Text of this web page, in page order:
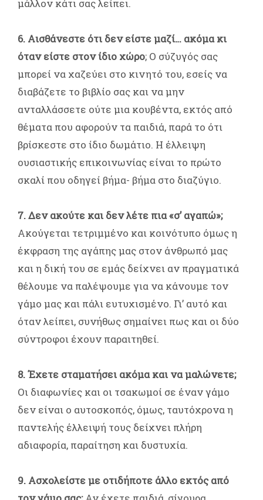
μάλλον κάτι σας λείπει.
6. Αισθάνεστε ότι δεν είστε μαζί… ακόμα κι
όταν είστε στον ίδιο χώρο; Ο σύζυγός σας
μπορεί να χαζεύει στο κινητό του, εσείς να
διαβάζετε το βιβλίο σας και να μην
ανταλλάσσετε ούτε μια κουβέντα, εκτός από
θέματα που αφορούν τα παιδιά, παρά το ότι
βρίσκεστε στο ίδιο δωμάτιο. Η έλλειψη
ουσιαστικής επικοινωνίας είναι το πρώτο
σκαλί που οδηγεί βήμα- βήμα στο διαζύγιο.
7. Δεν ακούτε και δεν λέτε πια «σ’ αγαπώ»;
Ακούγεται τετριμμένο και κοινότυπο όμως η
έκφραση της αγάπης μας στον άνθρωπό μας
και η δική του σε εμάς δείχνει αν πραγματικά
θέλουμε να παλέψουμε για να κάνουμε τον
γάμο μας και πάλι ευτυχισμένο. Γι’ αυτό και
όταν λείπει, συνήθως σημαίνει πως και οι δύο
σύντροφοι έχουν παραιτηθεί.
8. Έχετε σταματήσει ακόμα και να μαλώνετε;
Οι διαφωνίες και οι τσακωμοί σε έναν γάμο
δεν είναι ο αυτοσκοπός, όμως, ταυτόχρονα η
παντελής έλλειψή τους δείχνει πλήρη
αδιαφορία, παραίτηση και δυστυχία.
9. Ασχολείστε με οτιδήποτε άλλο εκτός από